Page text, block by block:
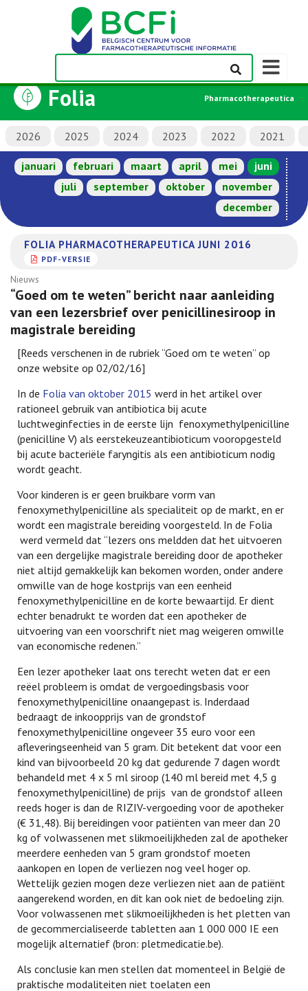
Folia Pharmacotherapeutica
2026 2025 2024 2023 2022 2021
januari februari maart april mei
juni
juli
september oktober
november
december
FOLIA PHARMACOTHERAPEUTICA JUNI 2016
PDF-VERSIE
Nieuws
“Goed om te weten” bericht naar aanleiding
van een lezersbrief over penicillinesiroop in
magistrale bereiding
[Reeds verschenen in de rubriek “Goed om te weten” op
onze website op 02/02/16]
In de Folia van oktober 2015 werd in het artikel over
rationeel gebruik van antibiotica bij acute
luchtweginfecties in de eerste lijn fenoxymethylpenicilline
(penicilline V) als eerstekeuzeantibioticum vooropgesteld
bij acute bacteriële faryngitis als een antibioticum nodig
wordt geacht.
Voor kinderen is er geen bruikbare vorm van
fenoxymethylpenicilline als specialiteit op de markt, en er
wordt een magistrale bereiding voorgesteld. In de Folia
werd vermeld dat “lezers ons meldden dat het uitvoeren
van een dergelijke magistrale bereiding door de apotheker
niet altijd gemakkelijk kan bekomen worden, onder andere
omwille van de hoge kostprijs van een eenheid
fenoxymethylpenicilline en de korte bewaartijd. Er dient
echter benadrukt te worden dat een apotheker de
uitvoering van een voorschrift niet mag weigeren omwille
van economische redenen.”
Een lezer apotheker laat ons terecht weten dat er een
reëel probleem is omdat de vergoedingsbasis voor
fenoxymethylpenicilline onaangepast is. Inderdaad
bedraagt de inkoopprijs van de grondstof
fenoxymethylpenicilline ongeveer 35 euro voor een
afleveringseenheid van 5 gram. Dit betekent dat voor een
kind van bijvoorbeeld 20 kg dat gedurende 7 dagen wordt
behandeld met 4 x 5 ml siroop (140 ml bereid met 4,5 g
fenoxymethylpenicilline) de prijs van de grondstof alleen
reeds hoger is dan de RIZIV-vergoeding voor de apotheker
(€ 31,48). Bij bereidingen voor patiënten van meer dan 20
kg of volwassenen met slikmoeilijkheden zal de apotheker
meerdere eenheden van 5 gram grondstof moeten
aankopen en lopen de verliezen nog veel hoger op.
Wettelijk gezien mogen deze verliezen niet aan de patiënt
aangerekend worden, en dit kan ook niet de bedoeling zijn.
Voor volwassenen met slikmoeilijkheden is het pletten van
de gecommercialiseerde tabletten aan 1 000 000 IE een
mogelijk alternatief (bron: pletmedicatie.be).
Als conclusie kan men stellen dat momenteel in België de
praktische modaliteiten niet toelaten een